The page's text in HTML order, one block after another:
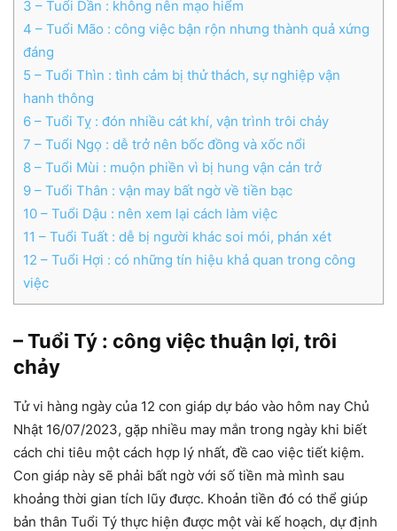
3 – Tuổi Dần : không nên mạo hiểm
4 – Tuổi Mão : công việc bận rộn nhưng thành quả xứng
đáng
5 – Tuổi Thìn : tình cảm bị thử thách, sự nghiệp vận
hanh thông
6 – Tuổi Tỵ : đón nhiều cát khí, vận trình trôi chảy
7 – Tuổi Ngọ : dễ trở nên bốc đồng và xốc nổi
8 – Tuổi Mùi : muộn phiền vì bị hung vận cản trở
9 – Tuổi Thân : vận may bất ngờ về tiền bạc
10 – Tuổi Dậu : nên xem lại cách làm việc
11 – Tuổi Tuất : dễ bị người khác soi mói, phán xét
12 – Tuổi Hợi : có những tín hiệu khả quan trong công
việc
– Tuổi Tý : công việc thuận lợi, trôi
chảy
Tử vi hàng ngày của 12 con giáp dự báo vào hôm nay Chủ
Nhật 16/07/2023, gặp nhiều may mắn trong ngày khi biết
cách chi tiêu một cách hợp lý nhất, đề cao việc tiết kiệm.
Con giáp này sẽ phải bất ngờ với số tiền mà mình sau
khoảng thời gian tích lũy được. Khoản tiền đó có thể giúp
bản thân Tuổi Tý thực hiện được một vài kế hoạch, dự định